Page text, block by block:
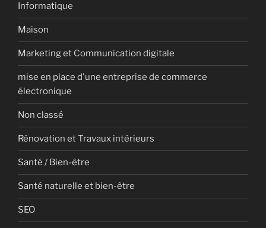
Informatique
Maison
Marketing et Communication digitale
mise en place d'une entreprise de commerce
électronique
Non classé
Rénovation et Travaux intérieurs
Santé / Bien-être
Santé naturelle et bien-être
SEO